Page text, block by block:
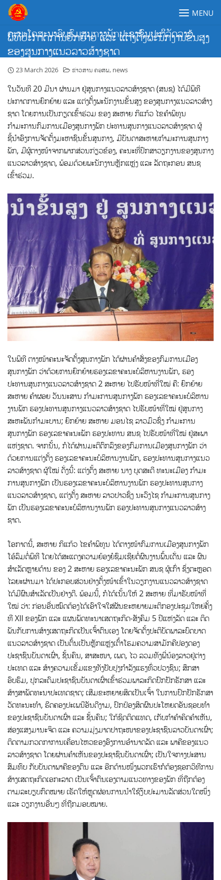
Skip
content
ຄະນະໂຄສະນາອົບຮົມສູນກາງພັກປະຊາຊົນປະຕິວັດລາວ
MENU
ພິທີປະກາດການຍົກຍ້າຍ ແລະ ແຕ່ງຕັ້ງພະນັກງານຂັ້ນສູງ
ຂອງສູນກາງແນວລາວສ້າງຊາດ
23 March 2026 ຂ່າວສານ ຄອສພ, news
ໃນວັນທີ 20 ມີນາ ຜ່ານມາ ຢູ່ສູນກາງແນວລາວສ້າງຊາດ (ສນຊ) ໄດ້ມີພິທີ
ປະກາດການຍົກຍ້າຍ ແລະ ແຕ່ງຕັ້ງພະນັກງານຂັ້ນສູງ ຂອງສູນກາງແນວລາວສ້າງ
ຊາດໂດຍການເປັນກຽດເຂົ້າຮ່ວມ ຂອງ ສະຫາຍ ກິແກ້ວ ໄຂຄໍາພິທູນ
ກຳມະການກົມການເມືອງສູນກາງພັກ ປະທານສູນກາງແນວລາວສ້າງຊາດ ຜູ້
ຊີ້ນຳອົງການຈັດຕັ້ງມະຫາຊົນຂັ້ນສູນກາງ, ມີບັນດາສະຫາຍກຳມະການສູນກາງ
ພັກ, ມີຜູ້ຕາງໜ້າຈາກພາກສ່ວນກ່ຽວຂ້ອງ, ຄະນະທີ່ປຶກສາວຽກງານຂອງສູນກາງ
ແນວລາວສ້າງຊາດ, ພ້ອມດ້ວຍພະນັກງານຫຼັກແຫຼ່ງ ແລະ ລັດຖະກອນ ສນຊ
ເຂົ້າຮ່ວມ.
ໃນພິທີ ຕາງໜ້າຄະນະຈັດຕັ້ງສູນກາງພັກ ໄດ້ຜ່ານຄໍາສັ່ງຂອງກົມການເມືອງ
ສູນກາງພັກ ວ່າດ້ວຍການຍົກຍ້າຍຮອງເລຂາຄະນະບໍລິຫານງານພັກ, ຮອງ
ປະທານສູນກາງແນວລາວສ້າງຊາດ 2 ສະຫາຍ ໄປຮັບໜ້າທີ່ໃໝ່ ຄື: ຍົກຍ້າຍ
ສະຫາຍ ຄຳຜອຍ ວັນນະສານ ກຳມະການສູນກາງພັກ ຮອງເລຂາຄະນະບໍລິຫານ
ງານພັກ ຮອງປະທານສູນກາງແນວລາວສ້າງຊາດ ໄປຮັບໜ້າທີ່ໃໝ່ ຢູ່ສູນກາງ
ສະຫະພັນກຳມະບານ; ຍົກຍ້າຍ ສະຫາຍ ມອນໄຊ ລາວມົວຊົ່ງ ກຳມະການ
ສູນກາງພັກ ຮອງເລຂາຄະນະພັກ ຮອງປະທານ ສນຊ ໄປຮັບໜ້າທີ່ໃໝ່ ຢູ່ສະພາ
ແຫ່ງຊາດ. ຈາກນັ້ນ, ກໍໄດ້ຜ່ານມະຕິຕົກລົງຂອງກົມການເມືອງສູນກາງພັກ ວ່າ
ດ້ວຍການແຕ່ງຕັ້ງ ຮອງເລຂາຄະນະບໍລິຫານງານພັກ, ຮອງປະທານສູນກາງແນວ
ລາວສ້າງຊາດ ຜູ້ໃໝ່ ດັ່ງນີ້: ແຕ່ງຕັ້ງ ສະຫາຍ ນາງ ບຸດສະດີ ທະນະເມືອງ ກໍາມະ
ການສູນກາງພັກ ເປັນຮອງເລຂາຄະນະບໍລິຫານງານພັກ ຮອງປະທານສູນກາງ
ແນວລາວສ້າງຊາດ, ແຕ່ງຕັ້ງ ສະຫາຍ ລາວປາວຊົ່ງ ນະວົງໄຊ ກຳມະການສູນກາງ
ພັກ ເປັນຮອງເລຂາຄະນະບໍລິຫານງານພັກ ຮອງປະທານສູນກາງແນວລາວສ້າງ
ຊາດ.
ໂອກາດນີ້, ສະຫາຍ ກິແກ້ວ ໄຂຄໍາພິທູນ ໄດ້ຕາງໜ້າກົມການເມືອງສູນກາງພັກ
ໂອ້ລົມຕໍ່ພິທີ ໂດຍໄດ້ສະແດງຄວາມຍ້ອງຍໍຊົມເຊີຍຕໍ່ຜົນງານພົ້ນເດັ່ນ ແລະ ຜົນ
ສໍາເລັດຫຼາຍດ້ານ ຂອງ 2 ສະຫາຍ ຮອງເລຂາຄະນະພັກ ສນຊ ຜູ້ເກົ່າ ຊຶ່ງຕະຫຼອດ
ໄລຍະຜ່ານມາ ໄດ້ປະກອບສ່ວນຢ່າງຕັ້ງໜ້າເຂົ້າໃນວຽກງານແນວລາວສ້າງຊາດ
ໄດ້ມີຜົນສຳເລັດເປັນຢ່າງດີ. ພ້ອມນີ້, ກໍໄດ້ເນັ້ນໃຫ້ 2 ສະຫາຍ ທີ່ມາຮັບໜ້າທີ່
ໃໝ່ ວ່າ: ກ່ອນອື່ນໝົດຕ້ອງໄດ້ເອົາໃຈໃສ່ຜັນຂະຫຍາຍມະຕິກອງປະຊຸມໃຫຍ່ຄັ້ງ
ທີ XII ຂອງພັກ ແລະ ແຜນພັດທະນາເສດຖະກິດ-ສັງຄົມ 5 ປີແຫ່ງລັດ ແລະ ຕິດ
ພັນກັບການສ້າງເສດຖະກິດເປັນເຈົ້າຕົນເອງ ໂດຍຈັດຕັ້ງປະຕິບັດພາລະບົດບາດ
ແນວລາວສ້າງຊາດ ເປັນຕົ້ນເປັນຫຼັກແຫຼ່ງເຕົ້າໂຮມຄວາມສາມັກຄີປອງດອງ
ປະຊາຊົນບັນດາເຜົ່າ, ຊັ້ນຄົນ, ສາສະໜາ, ເພດ, ໄວ ລວມທັງພີ່ນ້ອງລາວຢູ່ຕ່າງ
ປະເທດ ແລະ ສ້າງຄວາມເຂັ້ມແຂງທັງປັບປຸງກຳລັງແຮງທົ່ວປວງຊົນ; ສຶກສາ
ອົບຮົມ, ປຸກລະດົມປະຊາຊົນບັນດາເຜົ່າເຂົ້າຮ່ວມພາລະກິດປົກປັກຮັກສາ ແລະ
ສ້າງສາພັດທະນາປະເທດຊາດ; ເສີມຂະຫຍາຍສິດເປັນເຈົ້າ ໃນການປົກປັກຮັກສາ
ວັດທະນະທຳ, ຮີດຄອງປະເພນີອັນດີງາມ, ປົກປ້ອງສິດຜົນປະໂຫຍດອັນຊອບທຳ
ຂອງປະຊາຊົນບັນດາເຜົ່າ ແລະ ຊັ້ນຄົນ; ໃກ້ຊິດຕິດແທດ, ເກັບກຳຄຳຄິດຄຳເຫັນ,
ສ່ອງແສງມານະຈິດ ແລະ ຄວາມມຸ່ງມາດປາຖະໜາຂອງປະຊາຊົນລາວບັນດາເຜົ່າ;
ຕິດຕາມກວດກາການເຄື່ອນໄຫວຂອງອົງການອໍານາດລັດ ແລະ ພາຄີຂອງແນວ
ລາວສ້າງຊາດ ໂດຍຜ່ານຄຳເຫັນຂອງປະຊາຊົນບັນດາເຜົ່າ; ເປັນໃຈກາງປະສານ
ສົມທົບ ກັບບັນດາພາຄີຂອງຕົນ ແລະ ອີກດ້ານໜຶ່ງພວກເຮົາກໍຕ້ອງຊອກວິທີການ
ສ້າງເສດຖະກິດເອກະລາດ ເປັນເຈົ້າຕົນເອງຕາມແນວທາງຂອງພັກ ທີ່ຖືກຕ້ອງ
ຕາມລະບຽບກົດໝາຍ ເຮັດໃຫ້ຫຼຸດຜ່ອນການນຳໃຊ້ງົບປະມານລັດສ່ວນໃດໜຶ່ງ
ແລະ ວຽກງານອື່ນໆ ທີ່ຖືກມອບໝາຍ.